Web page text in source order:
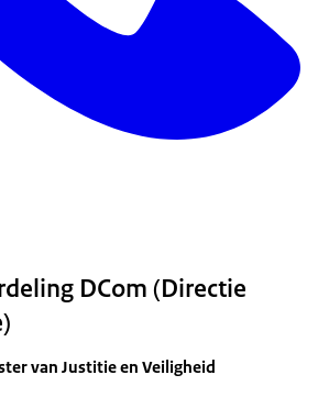
DCom (Directie
van Justitie en Veiligheid